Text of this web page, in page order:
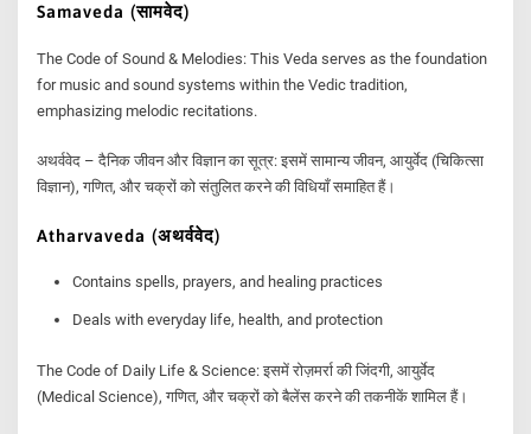
Samaveda (सामवेद)
The Code of Sound & Melodies: This Veda serves as the foundation
for music and sound systems within the Vedic tradition,
emphasizing melodic recitations.
अथर्ववेद – दैनिक जीवन और विज्ञान का सूत्र: इसमें सामान्य जीवन, आयुर्वेद (चिकित्सा
विज्ञान), गणित, और चक्रों को संतुलित करने की विधियाँ समाहित हैं।
Atharvaveda (अथर्ववेद)
Contains spells, prayers, and healing practices
Deals with everyday life, health, and protection
The Code of Daily Life & Science: इसमें रोज़मर्रा की जिंदगी, आयुर्वेद
(Medical Science), गणित, और चक्रों को बैलेंस करने की तकनीकें शामिल हैं।